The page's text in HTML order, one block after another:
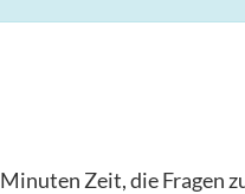
Zeit, die Fragen